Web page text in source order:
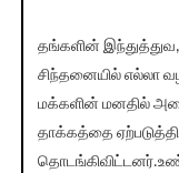
தங்களின்
சிந்தனையில் எல்லா
மக்களின் மனதில்
தாக்கத்தை